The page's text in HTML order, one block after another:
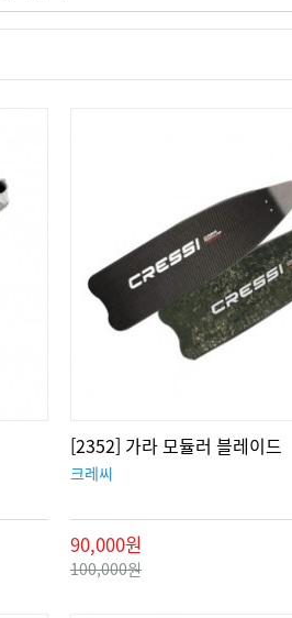
[2352] 가라 모듈러 블레이드
크레씨
90,000원
100,000원